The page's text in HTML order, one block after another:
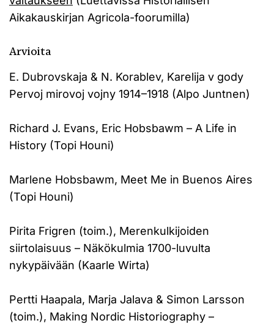
Aikakauskirjan Agricola-foorumilla)
Arvioita
E. Dubrovskaja & N. Korablev, Karelija v gody
Pervoj mirovoj vojny 1914–1918 (Alpo Juntnen)
Richard J. Evans, Eric Hobsbawm – A Life in
History (Topi Houni)
Marlene Hobsbawm, Meet Me in Buenos Aires
(Topi Houni)
Pirita Frigren (toim.), Merenkulkijoiden
siirtolaisuus – Näkökulmia 1700-luvulta
nykypäivään (Kaarle Wirta)
Pertti Haapala, Marja Jalava & Simon Larsson
(toim.), Making Nordic Historiography –